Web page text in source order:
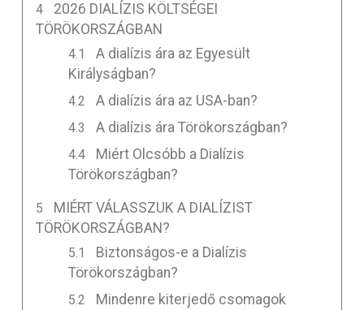
2026 DIALÍZIS KÖLTSÉGEI
TÖRÖKORSZÁGBAN
A dialízis ára az Egyesült
Királyságban?
A dialízis ára az USA-ban?
A dialízis ára Törökországban?
Miért Olcsóbb a Dialízis
Törökországban?
MIÉRT VÁLASSZUK A DIALÍZIST
TÖRÖKORSZÁGBAN?
Biztonságos-e a Dialízis
Törökországban?
Mindenre kiterjedő csomagok